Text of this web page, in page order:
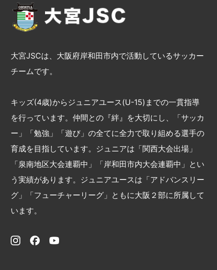
大宮JSCは、大阪府岸和田市内で活動しているサッカー
チームです。
キッズ(4歳)からジュニアユース(U-15)までの一貫指導
を行っています。仲間との『絆』を大切にし、「サッカ
ー」「勉強」「遊び」の全てに全力で取り組める選手の
育成を目指しています。ジュニアは「関西大会出場」
「泉南地区大会連覇中」「岸和田市内大会連覇中」とい
う実績があります。ジュニアユースは「アドバンスリー
グ」「フューチャーリーグ」ともに大阪２部に所属して
います。